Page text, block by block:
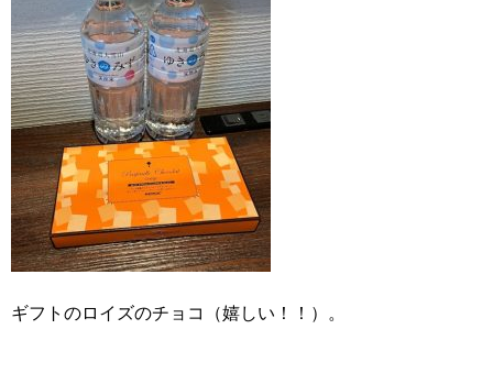
ギフトのロイズのチョコ（嬉しい！！）。